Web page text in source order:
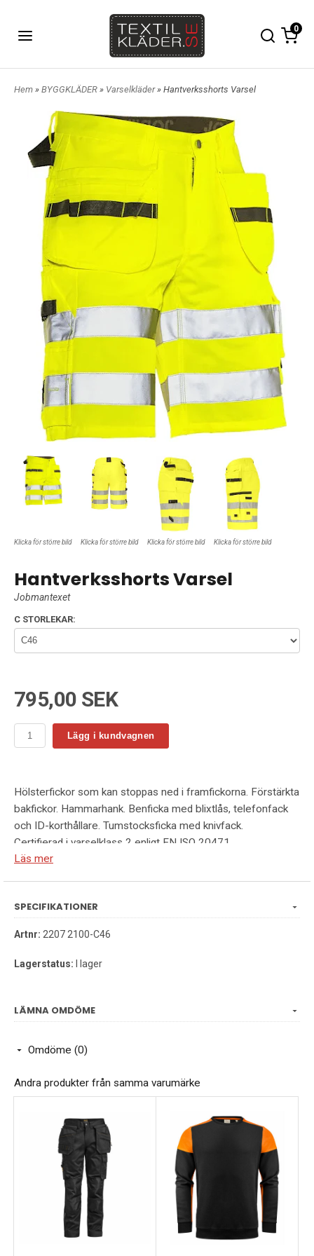
0
Hem » BYGGKLÄDER » Varselkläder» Hantverksshorts Varsel
Klicka för större bild Klicka för större bild Klicka för större bild Klicka för större bild
Hantverksshorts Varsel
Jobmantexet
C STORLEKAR:
795,00 SEK
Lägg i kundvagnen
Hölsterfickor som kan stoppas ned i framfickorna. Förstärkta
bakfickor. Hammarhank. Benficka med blixtlås, telefonfack
och ID-korthållare. Tumstocksficka med knivfack.
Certifierad i varselklass 2 enligt EN ISO 20471.
Kön:Herr
Storlekar: C46-C62
Läs mer
SPECIFIKATIONER
Artnr: 2207 2100-C46
Lagerstatus: I lager
LÄMNA OMDÖME
Omdöme (0)
Andra produkter från samma varumärke